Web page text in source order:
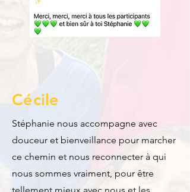
Cécile
Stéphanie nous accompagne avec
douceur et bienveillance pour marcher
ce chemin et nous reconnecter à qui
nous sommes vraiment, pour être